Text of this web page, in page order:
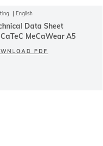
English
Data Sheet
MeCaWear A5
PDF